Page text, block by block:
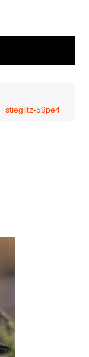
stieglitz-59pe4